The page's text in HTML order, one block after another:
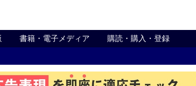
書籍・電子メディア 購読・購入・登録